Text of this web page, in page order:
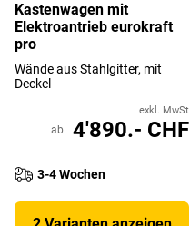
Kastenwagen mit
Elektroantrieb eurokraft
pro
Wände aus Stahlgitter, mit
Deckel
exkl. MwSt
ab 4'890.- CHF
3-4 Wochen